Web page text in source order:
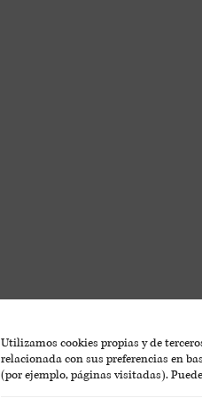
Utilizamos cookies propias y de
relacionada con sus preferencias en
(por ejemplo, páginas visitadas).